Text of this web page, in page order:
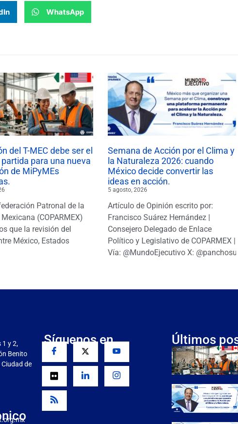
WhatsApp
del T-MEC debe ser el
para una nueva
de MiPyMEs
Patronal de la
(COPARMEX)
que la revisión del
México, Estados
Semana de Acción por el Clima y
la Naturaleza 2026: cuando
México decide convertir las
ideas en acción.
5 agosto, 2026
Artículo de Opinión escrito por:
Francisco Suárez Hernández |
Consejero Delegado de Enlace
Político y Legislativo de COPARMEX |
Vía: @MundoEjecutivo X:
1 y 2,
Benito
de
Síguenos en Últimos